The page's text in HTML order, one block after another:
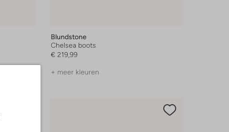
Blundstone
Chelsea boots
€ 219,99
+ meer kleuren